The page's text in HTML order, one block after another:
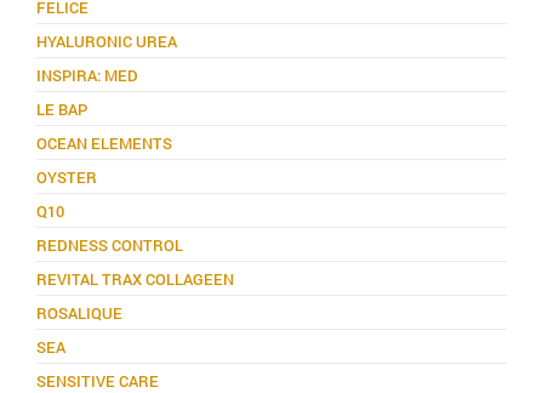
FELICE
HYALURONIC UREA
INSPIRA: MED
LE BAP
OCEAN ELEMENTS
OYSTER
Q10
REDNESS CONTROL
REVITAL TRAX COLLAGEEN
ROSALIQUE
SEA
SENSITIVE CARE